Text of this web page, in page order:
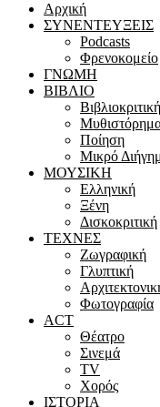
Αρχική
ΣΥΝΕΝΤΕΥΞΕΙΣ
Podcasts
Φρενοκομείο
ΓΝΩΜΗ
ΒΙΒΛΙΟ
Βιβλιοκριτική
Ποίηση
Μικρό
ΜΟΥΣΙΚΗ
Ελληνική
Ξένη
Δισκοκριτική
ΤΕΧΝΕΣ
Ζωγραφική
Γλυπτική
Φωτογραφία
ACT
Θέατρο
Σινεμά
ΤV
Χορός
ΙΣΤΟΡΙΑ